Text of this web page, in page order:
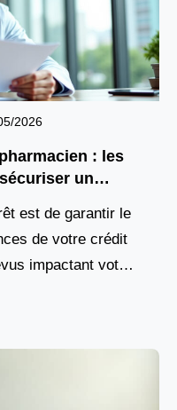
2026
: les
un
est de garantir le
de votre crédit
impactant votre